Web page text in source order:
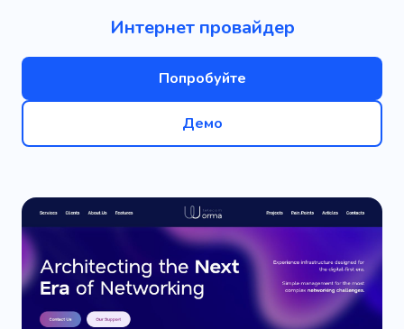
Интернет провайдер
Попробуйте
Демо